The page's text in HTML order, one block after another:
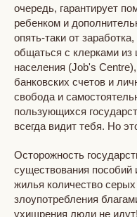
очередь, гарантирует
ребенком и
опять-таки от
общаться с клерками из
населения (Job's
банковских счетов и
свобода и
пользующихся
всегда видит тебя. Но
Осторожность
существования пособий
жилья количество
злоупотребления
ухищрения люди не